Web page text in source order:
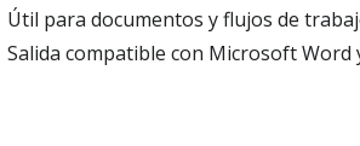
Útil para documentos y flujos de
Salida compatible con Microsoft Word